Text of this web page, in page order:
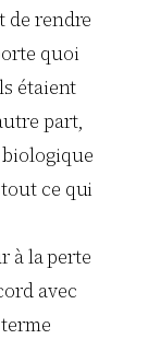
de rendre
quoi
étaient
part,
biologique
ce qui
à la perte
avec